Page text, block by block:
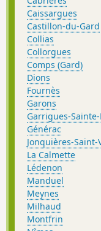
Caissargues
Castillon-du-Gard
Collias
Collorgues
Comps (Gard)
Dions
Fournès
Garons
Garrigues-
Générac
Jonquières-Saint-
La Calmette
Lédenon
Manduel
Meynes
Milhaud
Montfrin